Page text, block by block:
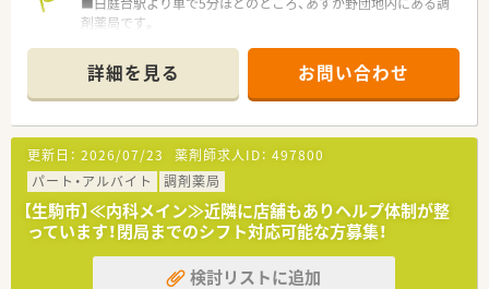
デー制度もございます。
■女性にも働きやすい環境（産育休取得率ほぼ100％）と1人あた
りの処方箋枚数が少なめに設定されていることから
無理せず働き続けることができる環境のため定着率が良く、平
均年齢は40歳と同規模チェーンと比較しても高めです。
■有給休暇平均消化日数10日（入社後3カ月経過後2日、半年経過
後10日付与）と休暇においてもライフワークバランスのとりやす
い環境づくりを行っています。
■地域により差は御座いますが、病院前・クリニック前が6：4の
割合の店舗展開です。
■2019年 0402通知を受けより薬剤師業務を対人業務にシフ
トさせる為、調剤補助の研修所を兵庫県に設立。
社内で定められた研修を受けた調剤事務さんが積極的にフォ
ローアップしてくださる環境作りを進めています。
剤薬局です。
す。
■薬剤師常時1～2名体制。管理薬剤師は女性です。
■配属先については面接等にて適性をみて最終決定いたしま
す。
当店舗ではなく近隣店舗での配属となる可能性もございま
す。
＜設備も充実＞
■全店にバーコードによる過誤防止システム導入済みです。
過誤がおきた際は、24時間以内に社長まで報告があがります。
個人で止めず全社を上げてのサポート体制が整っているので
安心して勤務することができます。
詳細を見る お問い合わせ
更新日： 2026/07/23 薬剤師求人ID： 497800
パート・アルバイト
調剤薬局
【生駒市】≪内科メイン≫近隣に店舗もありヘルプ体制が整
っています！閉局までのシフト対応可能な方募集！
検討リストに追加